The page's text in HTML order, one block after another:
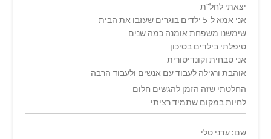
יצאתי לחל"ת
אני אמא ל-5 ילדים בוגרים שעזבו את הבית
שימשנו משפחת אומנה כמה שנים
טיפלתי בילדים בסיכון
אני טבחית וקונדיטורית
אוהבת ורגילה לעבוד עם אנשים ולעבוד הרבה
החלטתי שזה הזמן להגשים חלום
לחיות במקום שתמיד רציתי
שם: עדני טלי